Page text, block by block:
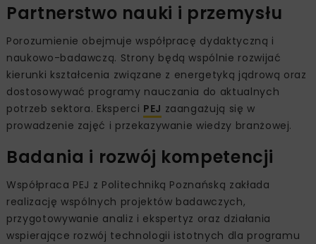
Partnerstwo nauki i przemysłu
Porozumienie obejmuje współpracę dydaktyczną i
naukowo-badawczą. Strony będą wspólnie rozwijać
kierunki kształcenia związane z energetyką jądrową oraz
dostosowywać programy nauczania do aktualnych
potrzeb sektora. Eksperci PEJ zaangażują się w
prowadzenie zajęć i przekazywanie wiedzy branżowej.
Badania i rozwój kompetencji
Współpraca PEJ z Politechniką Poznańską zakłada
realizację wspólnych projektów badawczych,
przygotowywanie analiz i ekspertyz oraz działania
wspierające rozwój technologii istotnych dla programu